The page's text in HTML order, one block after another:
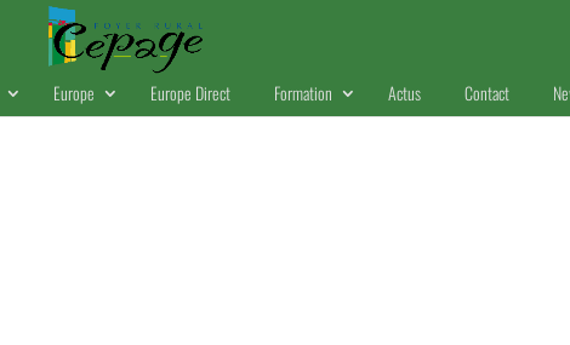
Europe Europe Direct Formation Actus Contact